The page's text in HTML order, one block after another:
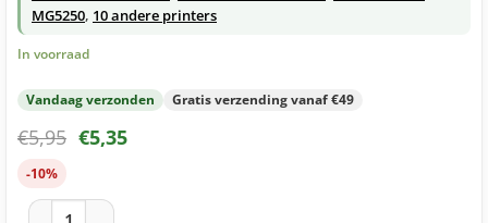
MG5250, 10 andere printers
In voorraad
Vandaag verzonden Gratis verzending vanaf €49
€5,95 €5,35
-10%
Canon CLI-526Y inktcartridge geel huismerk aantal